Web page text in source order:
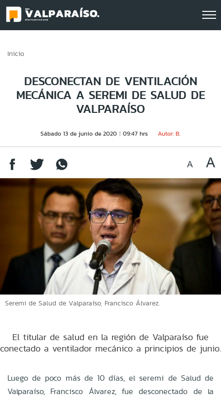
Inicio
DESCONECTAN DE VENTILACIÓN
MECÁNICA A SEREMI DE SALUD DE
VALPARAÍSO
Sábado 13 de junio de 2020 09:47 hrs Autor: B.
Seremi de Salud de Valparaíso, Francisco Álvarez.
El titular de salud en la región de Valparaíso fue
conectado a ventilador mecánico a principios de junio.
Luego de poco más de 10 días, el seremi de Salud de
Valparaíso, Francisco Álvarez, fue desconectado de la